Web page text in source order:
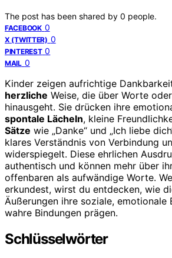
The post has been shared by 0 people.
FACEBOOK 0
X (TWITTER) 0
PINTEREST 0
MAIL 0
Kinder zeigen aufrichtige
herzliche Weise, die über Worte
hinausgeht. Sie drücken ihre
spontale Lächeln, kleine
Sätze wie „Danke“ und „Ich liebe
klares Verständnis von Verbindung
widerspiegelt. Diese ehrlichen
authentisch und können mehr über
offenbaren als aufwändige Worte.
erkundest, wirst du entdecken, wie
Äußerungen ihre soziale, emotionale
wahre Bindungen prägen.
Schlüsselwörter